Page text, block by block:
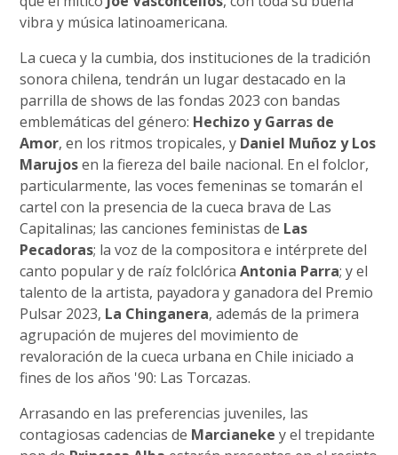
vibra y música latinoamericana.
La cueca y la cumbia, dos instituciones de la tradición
sonora chilena, tendrán un lugar destacado en la
parrilla de shows de las fondas 2023 con bandas
emblemáticas del género: Hechizo y Garras de
Amor, en los ritmos tropicales, y Daniel Muñoz y Los
Marujosen la fiereza del baile nacional. En el folclor,
particularmente, las voces femeninas se tomarán el
cartel con la presencia de la cueca brava de Las
Capitalinas; las canciones feministas de Las
Pecadoras; la voz de la compositora e intérprete del
canto popular y de raíz folclóricaAntonia Parra; y el
talento de la artista, payadora y ganadora del Premio
Pulsar 2023, La Chinganera, además de la primera
agrupación de mujeres del movimiento de
revaloración de la cueca urbana en Chile iniciado a
fines de los años '90: Las Torcazas.
Arrasando en las preferencias juveniles, las
contagiosas cadencias de Marcianeke y el trepidante